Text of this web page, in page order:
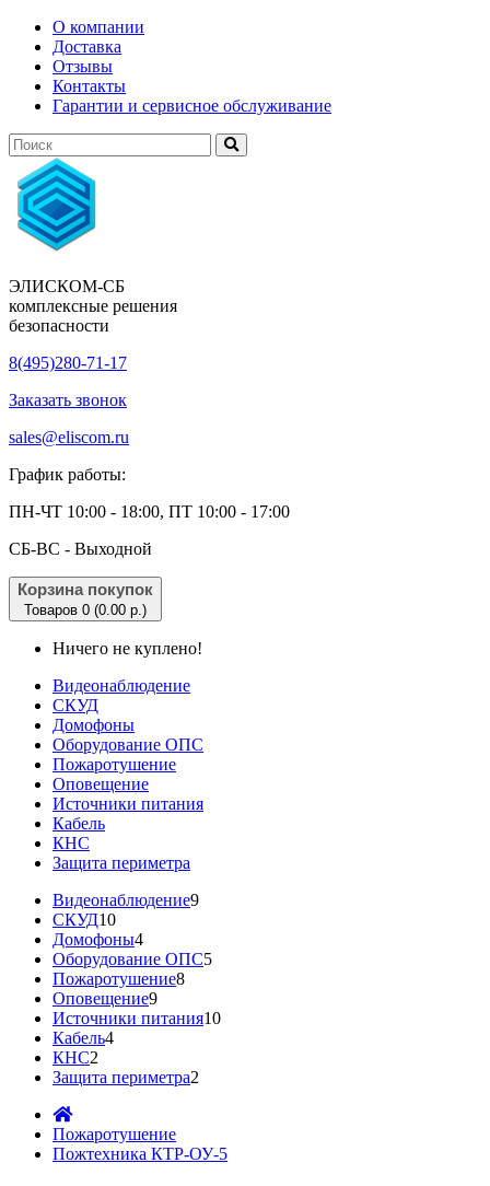
О компании
Доставка
Отзывы
Контакты
Гарантии и сервисное обслуживание
ЭЛИСКОМ-СБ
комплексные решения
безопасности
8(495)280-71-17
Заказать звонок
sales@eliscom.ru
График работы:
ПН-ЧТ 10:00 - 18:00, ПТ 10:00 - 17:00
CБ-ВС - Выходной
Корзина покупок
Товаров 0 (0.00 р.)
Ничего не куплено!
Видеонаблюдение
СКУД
Домофоны
Оборудование ОПС
Пожаротушение
Оповещение
Источники питания
Кабель
КНС
Защита периметра
Видеонаблюдение9
СКУД10
Домофоны4
Оборудование ОПС5
Пожаротушение8
Оповещение9
Источники питания10
Кабель4
КНС2
Защита периметра2
Пожаротушение
Пожтехника КТР-ОУ-5